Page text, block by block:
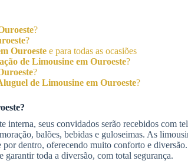
?
?
Ouroeste e para todas as ocasiões
de Limousine em Ouroeste?
?
de Limousine em Ouroeste?
?
interna, seus convidados serão recebidos com
balões, bebidas e guloseimas. As
por dentro, oferecendo muito conforto e
toda a diversão, com total segurança.